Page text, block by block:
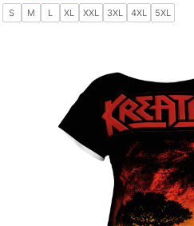
S M L XL XXL 3XL 4XL 5XL